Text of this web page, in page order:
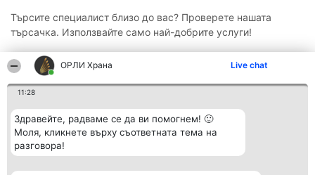
ОРЛИ Храна Live chat
11:28
Здравейте, радваме се да ви помогнем! 🙂
Моля, кликнете върху съответната тема на
разговора!
Търсите специалист близо до вас? Проверете нашата
търсачка. Използвайте само най-добрите услуги!